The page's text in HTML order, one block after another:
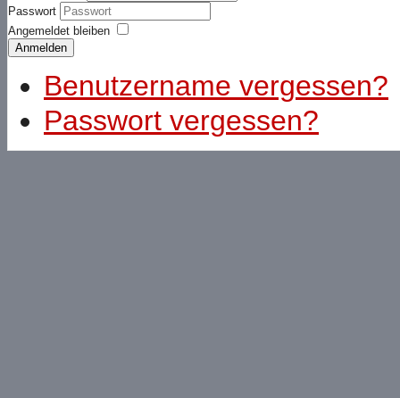
Passwort
Angemeldet bleiben
Anmelden
Benutzername vergessen?
Passwort vergessen?